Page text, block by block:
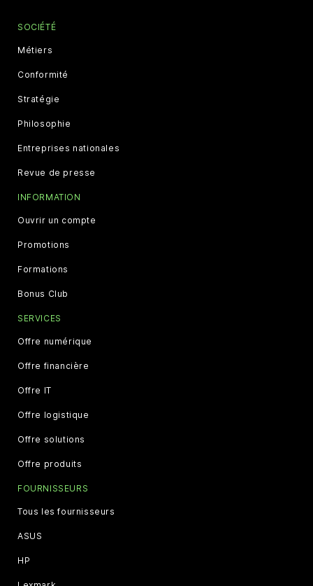
SOCIÉTÉ
Métiers
Conformité
Stratégie
Philosophie
Entreprises nationales
Revue de presse
INFORMATION
Ouvrir un compte
Promotions
Formations
Bonus Club
SERVICES
Offre numérique
Offre financière
Offre IT
Offre logistique
Offre solutions
Offre produits
FOURNISSEURS
Tous les fournisseurs
ASUS
HP